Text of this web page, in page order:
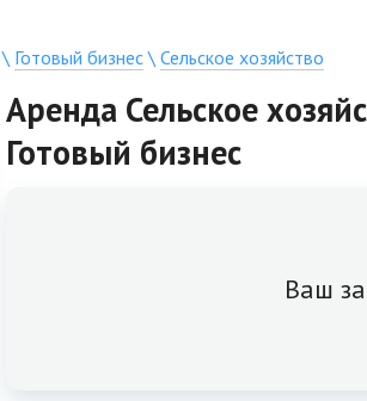
\ Готовый бизнес\ Сельское хозяйство
Аренда Сельское
Готовый бизнес
Ваш